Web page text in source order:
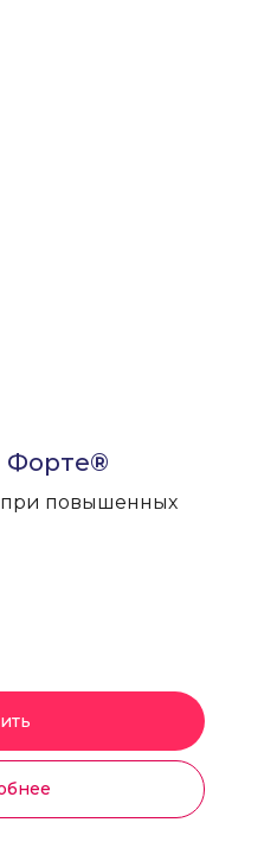
Форте®
повышенных